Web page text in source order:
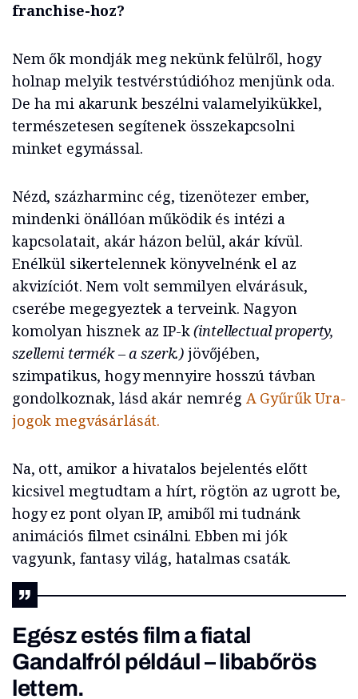
franchise-hoz?
Nem ők mondják meg nekünk felülről, hogy
holnap melyik testvérstúdióhoz menjünk oda.
De ha mi akarunk beszélni valamelyikükkel,
természetesen segítenek összekapcsolni
minket egymással.
Nézd, százharminc cég, tizenötezer ember,
mindenki önállóan működik és intézi a
kapcsolatait, akár házon belül, akár kívül.
Enélkül sikertelennek könyvelnénk el az
akvizíciót. Nem volt semmilyen elvárásuk,
cserébe megegyeztek a terveink. Nagyon
komolyan hisznek az IP-k(intellectual property,
szellemi termék – a szerk.) jövőjében,
szimpatikus, hogy mennyire hosszú távban
gondolkoznak, lásd akár nemrég A Gyűrűk Ura-
jogok megvásárlását.
Na, ott, amikor a hivatalos bejelentés előtt
kicsivel megtudtam a hírt, rögtön az ugrott be,
hogy ez pont olyan IP, amiből mi tudnánk
animációs filmet csinálni. Ebben mi jók
vagyunk, fantasy világ, hatalmas csaták.
Egész estés film a fiatal
Gandalfról például – libabőrös
lettem.